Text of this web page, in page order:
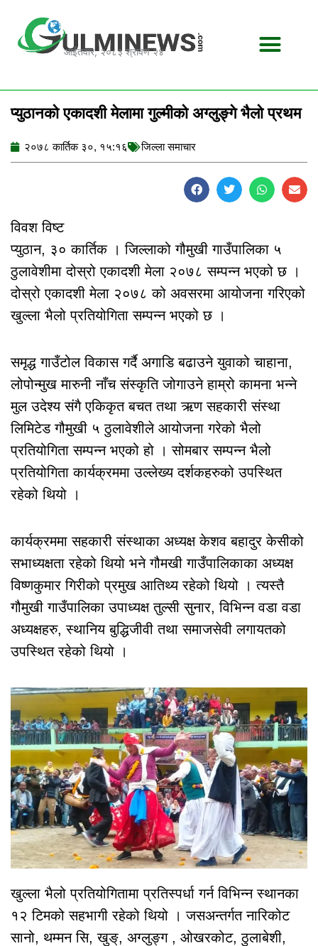
content
आईतवार, २०८३ श्रावण २४
प्युठानको एकादशी मेलामा गुल्मीको अग्लुङ्गे भैलो प्रथम
२०७८ कार्तिक ३०, १५:१६ जिल्ला समाचार
विवश विष्ट
प्युठान, ३० कार्तिक । जिल्लाको गौमुखी गाउँपालिका ५
ठुलावेशीमा दोस्रो एकादशी मेला २०७८ सम्पन्न भएको छ ।
दोस्रो एकादशी मेला २०७८ को अवसरमा आयोजना गरिएको
खुल्ला भैलो प्रतियोगिता सम्पन्न भएको छ ।
समृद्ध गाउँटोल विकास गर्दै अगाडि बढाउने युवाको चाहाना,
लोपोन्मुख मारुनी नाँच संस्कृति जोगाउने हाम्रो कामना भन्ने
मुल उदेश्य संगै एकिकृत बचत तथा ऋण सहकारी संस्था
लिमिटेड गौमुखी ५ ठुलावेशीले आयोजना गरेको भैलो
प्रतियोगिता सम्पन्न भएको हो । सोमबार सम्पन्न भैलो
प्रतियोगिता कार्यक्रममा उल्लेख्य दर्शकहरुको उपस्थित
रहेको थियो ।
कार्यक्रममा सहकारी संस्थाका अध्यक्ष केशव बहादुर केसीको
सभाध्यक्षता रहेको थियो भने गौमखी गाउँपालिकाका अध्यक्ष
विष्णकुमार गिरीको प्रमुख आतिथ्य रहेको थियो । त्यस्तै
गौमुखी गाउँपालिका उपाध्यक्ष तुल्सी सुनार, विभिन्न वडा वडा
अध्यक्षहरु, स्थानिय बुद्धिजीवी तथा समाजसेवी लगायतको
उपस्थित रहेको थियो ।
खुल्ला भैलो प्रतियोगितामा प्रतिस्पर्धा गर्न विभिन्न स्थानका
१२ टिमको सहभागी रहेको थियो । जसअन्तर्गत नारिकोट
सानो, थम्मन सि, खुङ्, अग्लुङ्ग , ओखरकोट, ठुलाबेशी,